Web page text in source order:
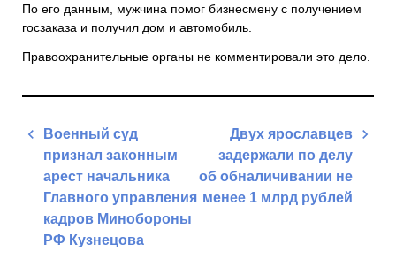
По его данным, мужчина помог бизнесмену с получением
госзаказа и получил дом и автомобиль.
Правоохранительные органы не комментировали это дело.
Навигация
записям
Военный суд
признал законным
арест начальника
Главного управления
кадров Минобороны
РФ Кузнецова
Двух ярославцев
задержали по делу
об обналичивании не
менее 1 млрд рублей